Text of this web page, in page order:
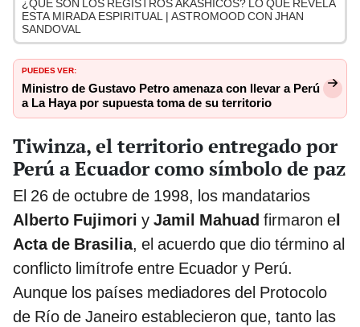
¿QUÉ SON LOS REGISTROS AKÁSHICOS? LO QUE REVELA
ESTA MIRADA ESPIRITUAL | ASTROMOOD CON JHAN
SANDOVAL
PUEDES VER:
Ministro de Gustavo Petro amenaza con llevar a Perú
a La Haya por supuesta toma de su territorio
Tiwinza, el territorio entregado por
Perú a Ecuador como símbolo de paz
El 26 de octubre de 1998, los mandatarios
Alberto Fujimori y Jamil Mahuad firmaron el
Acta de Brasilia, el acuerdo que dio término al
conflicto limítrofe entre Ecuador y Perú.
Aunque los países mediadores del Protocolo
de Río de Janeiro establecieron que, tanto las